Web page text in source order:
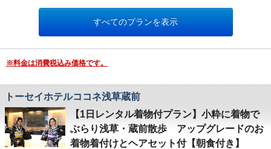
◎チェックインの日に着付けご希望の場合・・・
チェックイン後「華雅」にて着付けを行い、その日は返却時間を気
にすることなく、お着物のままホテルへお戻りいただけます。ご返
ば結構です。
◎チェックアウトの日に着付けご希望の場合・・・
ホテルチェックアウト後、「華雅」にて着付けし、18時までに「華
雅」にお戻りいただき直接ご返却ください。
チェックイン時間：14時～チェックアウト時間：11時
すべてのプランを表示
※料金は消費税込み価格です。
トーセイホテルココネ浅草蔵前
【1日レンタル着物付プラン】小粋に着物で
ぶらり浅草・蔵前散歩 アップグレードのお
着物着付けとヘアセット付【朝食付き】